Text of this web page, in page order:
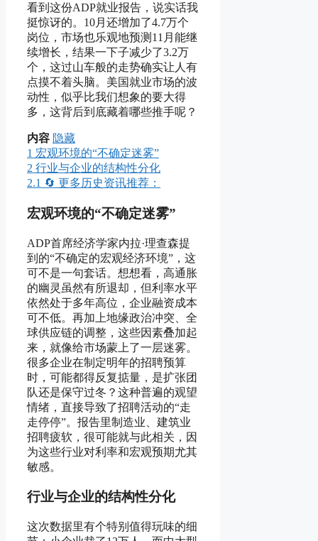
看到这份ADP就业报告，说实话我
挺惊讶的。10月还增加了4.7万个
岗位，市场也乐观地预测11月能继
续增长，结果一下子减少了3.2万
个，这过山车般的走势确实让人有
点摸不着头脑。美国就业市场的波
动性，似乎比我们想象的要大得
多，这背后到底藏着哪些推手呢？
内容 隐藏
1 宏观环境的“不确定迷雾”
2 行业与企业的结构性分化
2.1 🔄 更多历史资讯推荐：
宏观环境的“不确定迷雾”
ADP首席经济学家内拉·理查森提
到的“不确定的宏观经济环境”，这
可不是一句套话。想想看，高通胀
的幽灵虽然有所退却，但利率水平
依然处于多年高位，企业融资成本
可不低。再加上地缘政治冲突、全
球供应链的调整，这些因素叠加起
来，就像给市场蒙上了一层迷雾。
很多企业在制定明年的招聘预算
时，可能都得反复掂量，是扩张团
队还是保守过冬？这种普遍的观望
情绪，直接导致了招聘活动的“走
走停停”。报告里制造业、建筑业
招聘疲软，很可能就与此相关，因
为这些行业对利率和宏观预期尤其
敏感。
行业与企业的结构性分化
这次数据里有个特别值得玩味的细